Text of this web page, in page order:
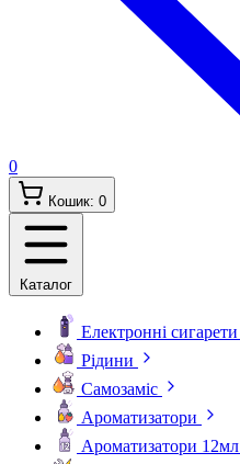
0
Кошик: 0
Каталог
Електронні сигарети
Рідини
Самозаміс
Ароматизатори
Ароматизатори 12мл